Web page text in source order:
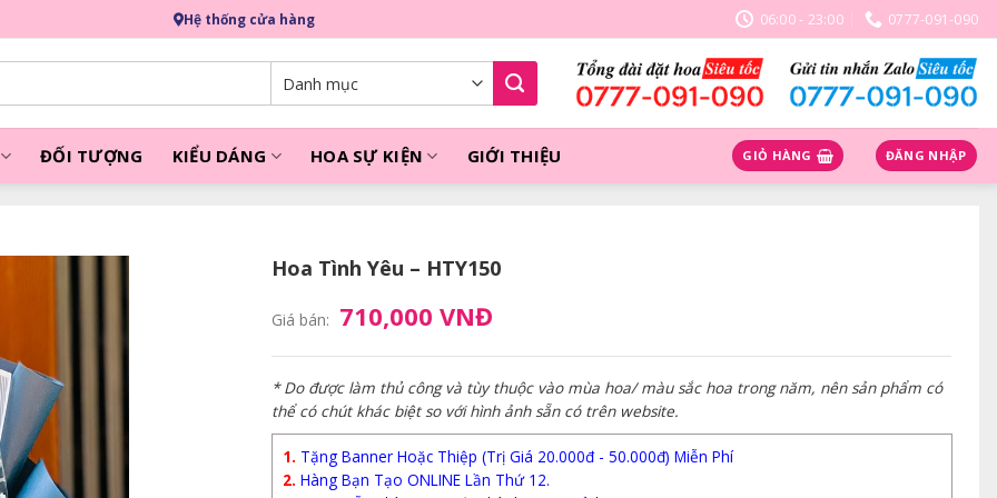
Hệ thống cửa hàng 06:00 - 23:00 0777-091-090
ĐỐI TƯỢNG KIỂU DÁNG HOA SỰ KIỆN GIỚI THIỆU GIỎ HÀNG ĐĂNG NHẬP
Hoa Tình Yêu – HTY150
Giá bán: 710,000 VNĐ
* Do được làm thủ công và tùy thuộc vào mùa hoa/ màu sắc hoa trong năm, nên sản phẩm có
thể có chút khác biệt so với hình ảnh sẵn có trên website.
1. Tặng Banner Hoặc Thiệp (Trị Giá 20.000đ - 50.000đ) Miễn Phí
2. Hàng Bạn Tạo ONLINE Lần Thứ 12.